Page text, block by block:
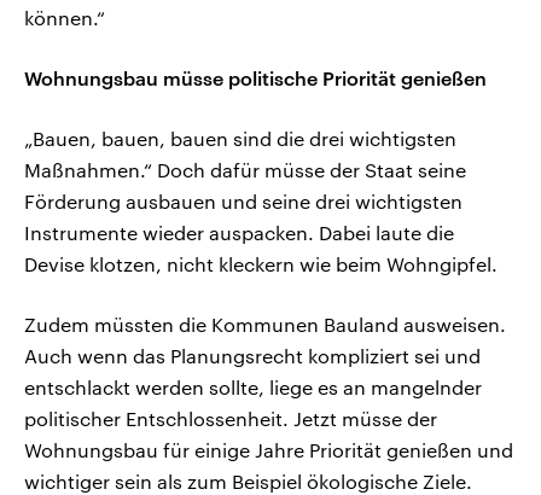
können.“
Wohnungsbau müsse politische Priorität genießen
„Bauen, bauen, bauen sind die drei wichtigsten
Maßnahmen.“ Doch dafür müsse der Staat seine
Förderung ausbauen und seine drei wichtigsten
Instrumente wieder auspacken. Dabei laute die
Devise klotzen, nicht kleckern wie beim Wohngipfel.
Zudem müssten die Kommunen Bauland ausweisen.
Auch wenn das Planungsrecht kompliziert sei und
entschlackt werden sollte, liege es an mangelnder
politischer Entschlossenheit. Jetzt müsse der
Wohnungsbau für einige Jahre Priorität genießen und
wichtiger sein als zum Beispiel ökologische Ziele.